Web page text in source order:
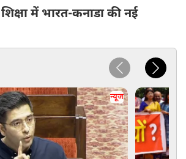
में भारत-कनाडा की नई
न्यूज